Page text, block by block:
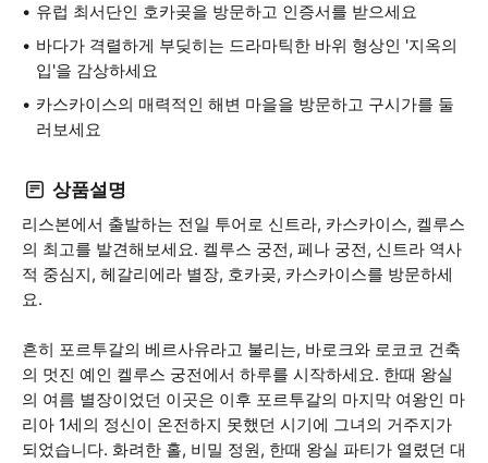
유럽 최서단인 호카곶을 방문하고 인증서를 받으세요
바다가 격렬하게 부딪히는 드라마틱한 바위 형상인 '지옥의
입'을 감상하세요
카스카이스의 매력적인 해변 마을을 방문하고 구시가를 둘
러보세요
상품설명
리스본에서 출발하는 전일 투어로 신트라, 카스카이스, 켈루스
의 최고를 발견해보세요. 켈루스 궁전, 페나 궁전, 신트라 역사
적 중심지, 헤갈리에라 별장, 호카곶, 카스카이스를 방문하세
요.
흔히 포르투갈의 베르사유라고 불리는, 바로크와 로코코 건축
의 멋진 예인 켈루스 궁전에서 하루를 시작하세요. 한때 왕실
의 여름 별장이었던 이곳은 이후 포르투갈의 마지막 여왕인 마
리아 1세의 정신이 온전하지 못했던 시기에 그녀의 거주지가
되었습니다. 화려한 홀, 비밀 정원, 한때 왕실 파티가 열렸던 대